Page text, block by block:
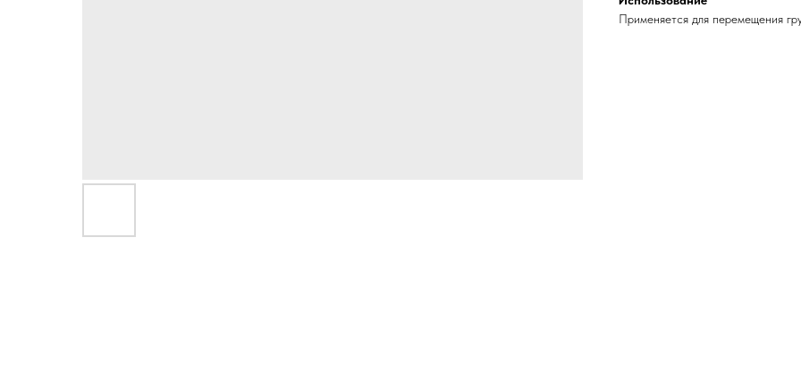
Применяется для перемещения